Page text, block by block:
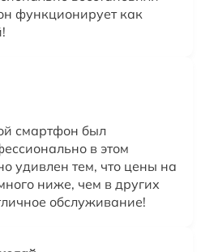
функционирует как
смартфон был
в этом
удивлен тем, что цены на
ниже, чем в других
обслуживание!